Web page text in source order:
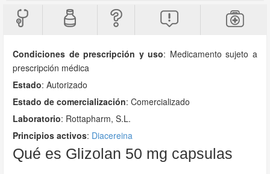
Condiciones de prescripción y uso: Medicamento sujeto a
prescripción médica
Estado: Autorizado
Estado de comercialización: Comercializado
Laboratorio: Rottapharm, S.L.
Principios activos: Diacereina
Qué es Glizolan 50 mg capsulas